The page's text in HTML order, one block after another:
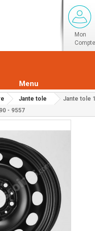
Mon
Compte
Menu
Jante tole
Jante tole
- 9557